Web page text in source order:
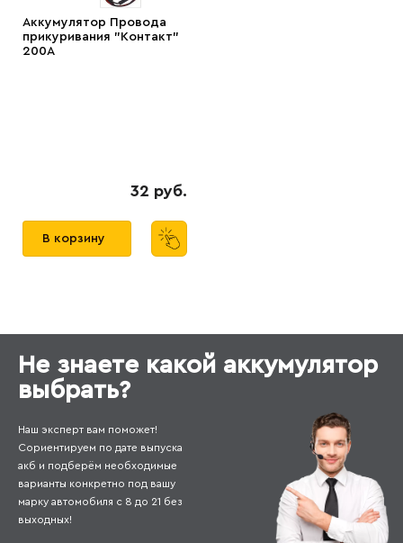
Аккумулятор Провода
прикуривания "Контакт"
200А
32 руб.
В корзину
Не знаете какой аккумулятор
выбрать?
Наш эксперт вам поможет!
Сориентируем по дате выпуска
акб и подберём необходимые
варианты конкретно под вашу
марку автомобиля с 8 до 21 без
выходных!